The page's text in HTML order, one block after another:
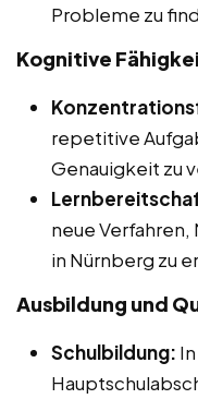
Probleme zu
Kognitive
repetitive
Genauigkeit zu
neue
in Nürnberg zu
Ausbildung und
Schulbildung: